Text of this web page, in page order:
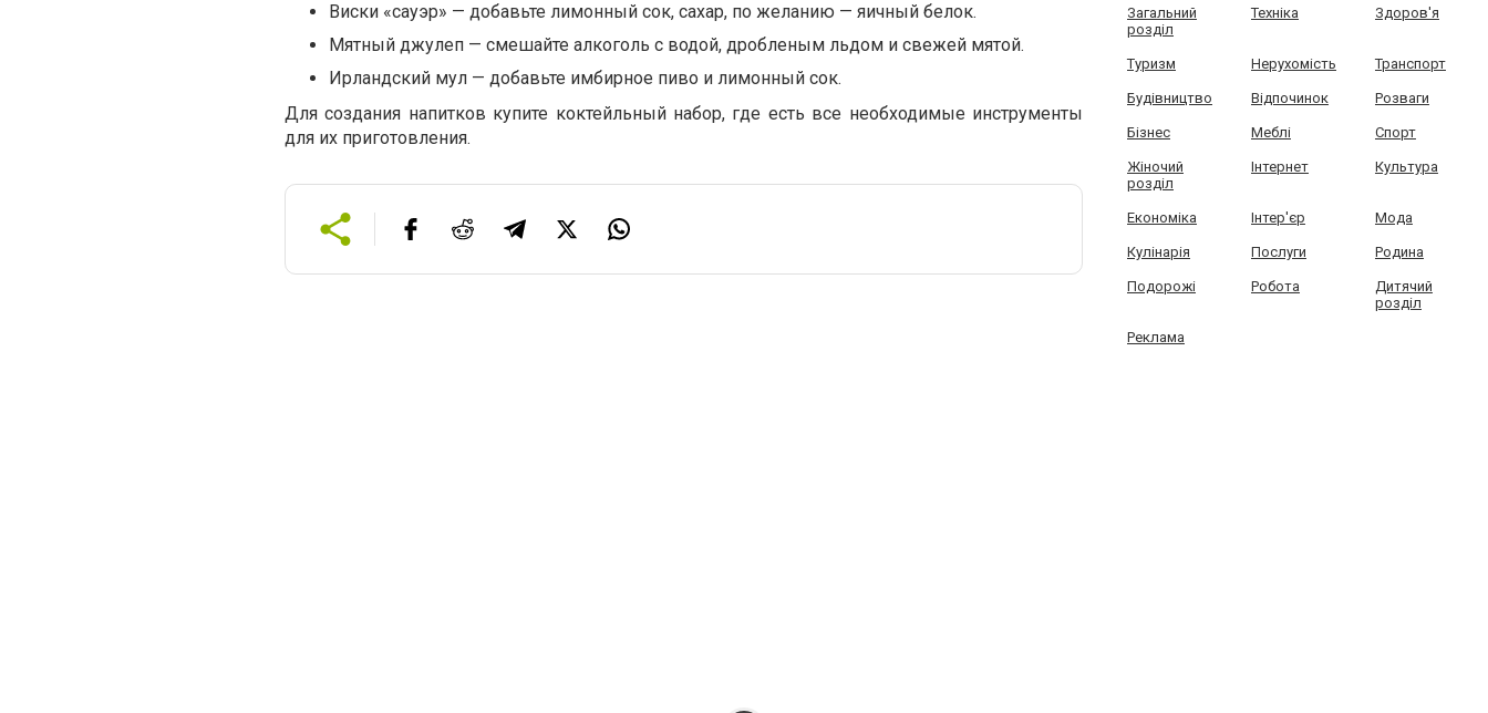
Виски «сауэр» — добавьте лимонный сок, сахар, по желанию — яичный белок.
Мятный джулеп — смешайте алкоголь с водой, дробленым льдом и свежей мятой.
Ирландский мул — добавьте имбирное пиво и лимонный сок.
Для создания напитков купите коктейльный набор, где есть все необходимые инструменты
для их приготовления.
Загальний
розділ
Техніка Здоров'я
Туризм Нерухомість Транспорт
Будівництво Відпочинок Розваги
Бізнес Меблі Спорт
Жіночий
розділ
Інтернет Культура
Економіка Інтер'єр Мода
Кулінарія Послуги Родина
Подорожі Робота
Дитячий
розділ
Реклама